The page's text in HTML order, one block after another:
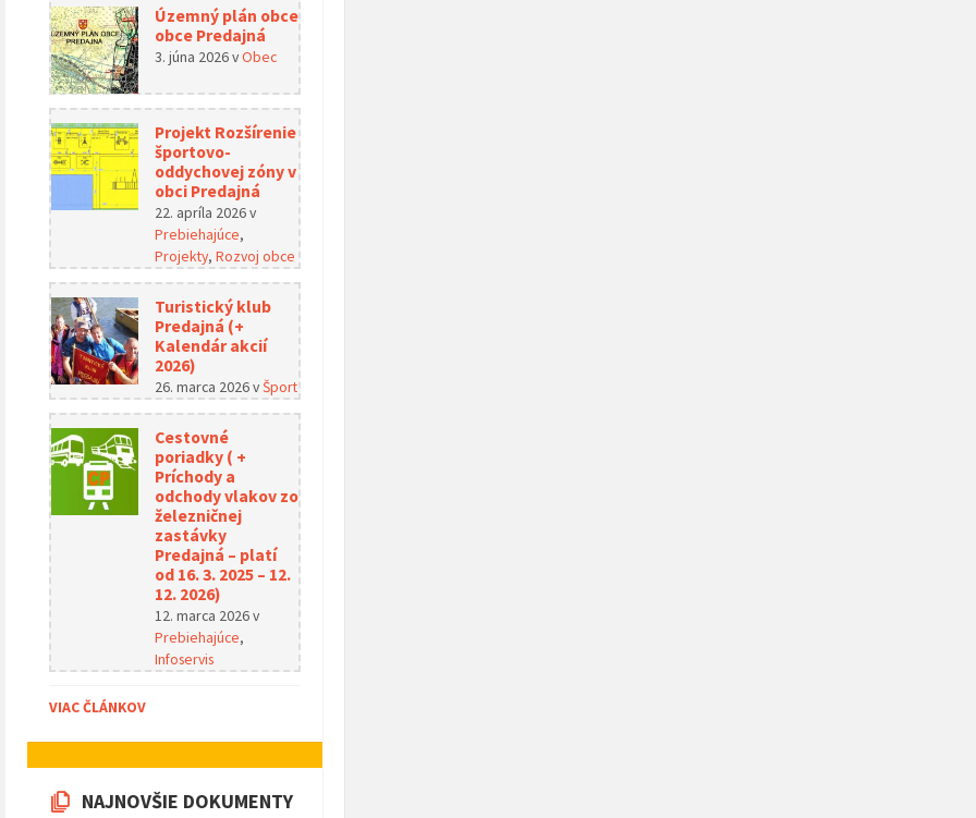
Územný plán obce
obce Predajná
3. júna 2026vObec
Projekt Rozšírenie
športovo-
oddychovej zóny v
obci Predajná
22. apríla 2026v
Prebiehajúce,
Projekty, Rozvoj obce
Turistický klub
Predajná (+
Kalendár akcií
2026)
26. marca 2026vŠport
Cestovné
poriadky ( +
Príchody a
odchody vlakov zo
železničnej
zastávky
Predajná – platí
od 16. 3. 2025 – 12.
12. 2026)
12. marca 2026v
Prebiehajúce,
Infoservis
VIAC ČLÁNKOV
NAJNOVŠIE DOKUMENTY